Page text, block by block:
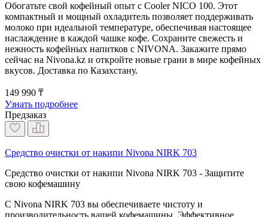
Обогатьте свой кофейный опыт с Cooler NICO 100. Этот
компактный и мощный охладитель позволяет поддерживать
молоко при идеальной температуре, обеспечивая настоящее
наслаждение в каждой чашке кофе. Сохраните свежесть и
нежность кофейных напитков с NIVONA. Закажите прямо
сейчас на Nivona.kz и откройте новые грани в мире кофейных
вкусов. Доставка по Казахстану.
149 990 ₸
Узнать подробнее
Предзаказ
Средство очистки от накипи Nivona NIRK 703
Средство очистки от накипи Nivona NIRK 703 - Защитите
свою кофемашину
С Nivona NIRK 703 вы обеспечиваете чистоту и